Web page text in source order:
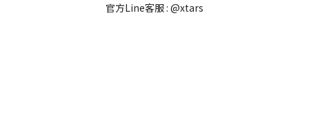
官方Line客服 : @xtars